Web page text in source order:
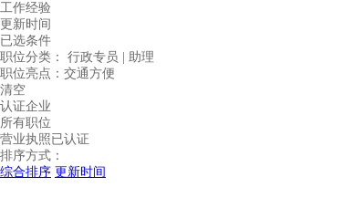
工作经验
更新时间
已选条件
职位分类：
行政专员 | 助理
职位亮点： 交通方便
清空
认证企业
所有职位
营业执照已认证
排序方式：
综合排序 更新时间